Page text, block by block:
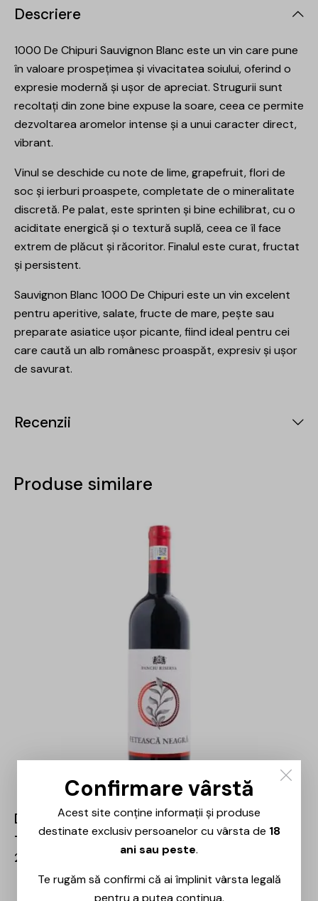
Descriere
1000 De Chipuri Sauvignon Blanc este un vin care pune
în valoare prospețimea și vivacitatea soiului, oferind o
expresie modernă și ușor de apreciat. Strugurii sunt
recoltați din zone bine expuse la soare, ceea ce permite
dezvoltarea aromelor intense și a unui caracter direct,
vibrant.
Vinul se deschide cu note de lime, grapefruit, flori de
soc și ierburi proaspete, completate de o mineralitate
discretă. Pe palat, este sprinten și bine echilibrat, cu o
aciditate energică și o textură suplă, ceea ce îl face
extrem de plăcut și răcoritor. Finalul este curat, fructat
și persistent.
Sauvignon Blanc 1000 De Chipuri este un vin excelent
pentru aperitive, salate, fructe de mare, pește sau
preparate asiatice ușor picante, fiind ideal pentru cei
care caută un alb românesc proaspăt, expresiv și ușor
de savurat.
Recenzii
Produse similare
Domeniile Panciu – Riserva Fetească Neagră
– 0.75L
28,00
Confirmare vârstă
Acest site conține informații și produse
destinate exclusiv persoanelor cu vârsta de 18
ani sau peste.
Te rugăm să confirmi că ai împlinit vârsta legală
pentru a putea continua.